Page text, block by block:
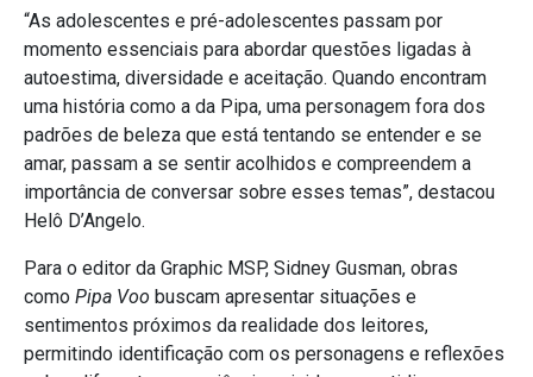
“As adolescentes e pré-adolescentes passam por
momento essenciais para abordar questões ligadas à
autoestima, diversidade e aceitação. Quando encontram
uma história como a da Pipa, uma personagem fora dos
padrões de beleza que está tentando se entender e se
amar, passam a se sentir acolhidos e compreendem a
importância de conversar sobre esses temas”, destacou
Helô D’Angelo.
Para o editor da Graphic MSP, Sidney Gusman, obras
como Pipa Voo buscam apresentar situações e
sentimentos próximos da realidade dos leitores,
permitindo identificação com os personagens e reflexões